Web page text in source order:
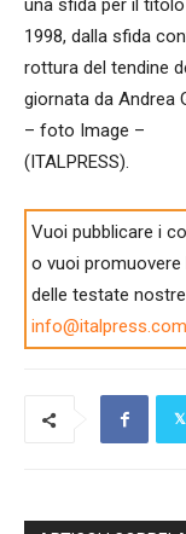
una sfida per il
1998, dalla sfida
rottura del tendine
giornata da Andrea
– foto Image –
(ITALPRESS).
Vuoi pubblicare i
o vuoi
delle testate
info@italpress.com